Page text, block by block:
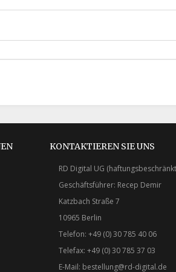
KONTAKTIEREN SIE UNS
RD Digital UG
Geschäftsführer: Recep Demir
Katzbach Straße 7
10965 Berlin
Telefon: +49 (0) 30 785 40 06
Telefax: +49 (0) 30 785 37 03
E-Mail: bestellung@rd-digital.de